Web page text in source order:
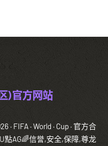
FIFA · World · Cup · 官方合
AG🌈信誉,安全,保障,尊龙